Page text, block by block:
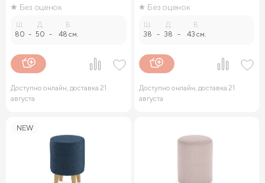
Без оценок
80 -
Д.
50 -
В.
48 см.
Доступно онлайн, доставка 21
августа
Без оценок
38 -
Д.
38 -
В.
43 см.
Доступно онлайн, доставка 21
августа
NEW